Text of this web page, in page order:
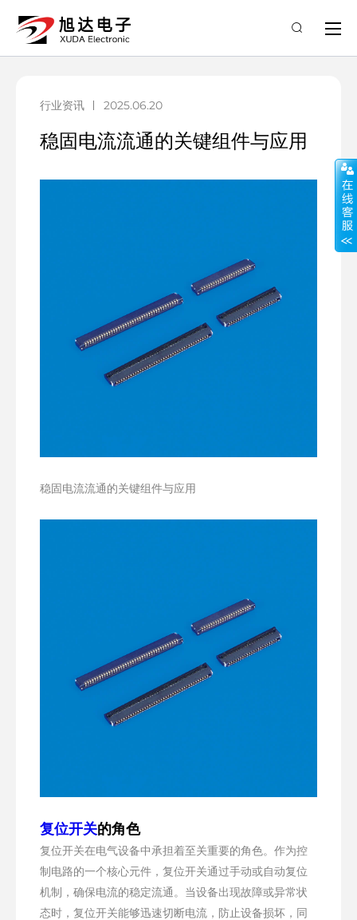
行业资讯 2025.06.20
稳固电流流通的关键组件与应用
稳固电流流通的关键组件与应用
复位开关的角色
复位开关在电气设备中承担着至关重要的角色。作为控
制电路的一个核心元件，复位开关通过手动或自动复位
机制，确保电流的稳定流通。当设备出现故障或异常状
态时，复位开关能够迅速切断电流，防止设备损坏，同